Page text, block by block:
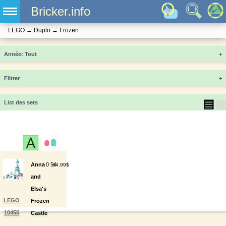
Bricker.info
LEGO → Duplo → Frozen
Année +
Filtrer +
List des sets ▤
LEGO
10455
Anna
and
Elsa's
Frozen
Castle
054
64.99$